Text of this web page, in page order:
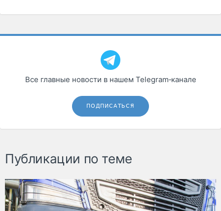
Все главные новости в нашем Telegram‑канале
ПОДПИСАТЬСЯ
Публикации по теме